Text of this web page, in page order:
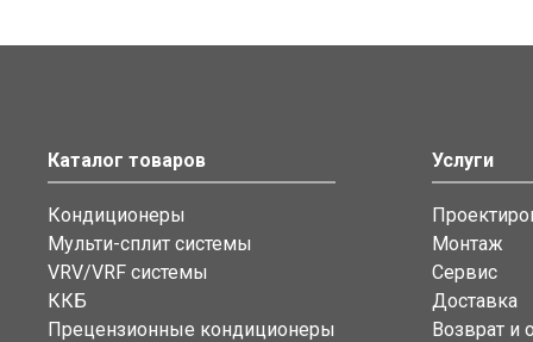
Каталог товаров
Кондиционеры
Мульти-сплит системы
VRV/VRF системы
ККБ
Прецензионные кондиционеры
Услуги
Монтаж
Сервис
Доставка
Возврат и